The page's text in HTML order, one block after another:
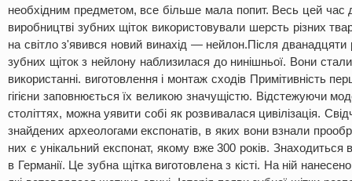
необхідним предметом, все більше мала попит. Весь цей час
виробництві зубних щіток використовували шерсть різних
на світло з'явився новий винахід — нейлон.Після дванадцяти
зубних щіток з нейлону наблизилася до нинішньої. Вони
використанні. виготовлення і монтаж сходів Примітивність
гігієни заповнюється їх великою значущістю. Відстежуючи
століттях, можна уявити собі як розвивалася цивілізація.
знайдених археологами експонатів, в яких вони взнали
них є унікальний експонат, якому вже 300 років. Знаходиться
в Германії. Це зубна щітка виготовлена з кісті. На ній